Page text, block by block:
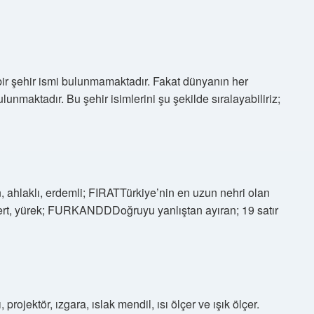
ismi bulunmamaktadır. Fakat dünyanın her
Bu şehir isimlerini şu şekilde sıralayabiliriz;
erdemli; FIRATTürkiye’nin en uzun nehri olan
yürek; FURKANDDDoğruyu yanlıştan ayıran; 19 satır
projektör, ızgara, ıslak mendil, ısı ölçer ve ışık ölçer.